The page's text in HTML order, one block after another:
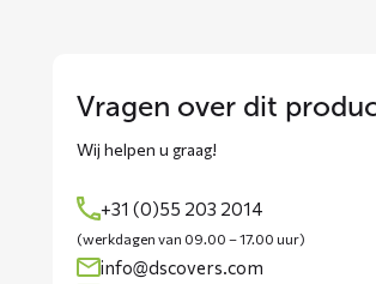
Vragen over dit
Wij helpen u graag!
+31 (0)55 203 2014
(werkdagen van 09.00 – 17.00 uur)
info@dscovers.com